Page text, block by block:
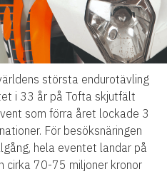
största endurotävling
i 33 år på Tofta skjutfält
som förra året lockade 3
För besöksnäringen
hela eventet landar på
70-75 miljoner kronor